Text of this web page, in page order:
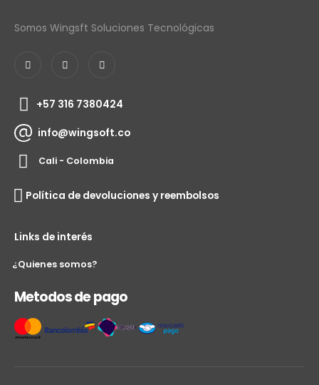
Somos Wingsft Soluciones Tecnológicas
+57 316 7380424
info@wingsoft.co
Cali - Colombia
Política de devoluciones y reembolsos
Links de interés
¿Quienes somos?
Metodos de pago